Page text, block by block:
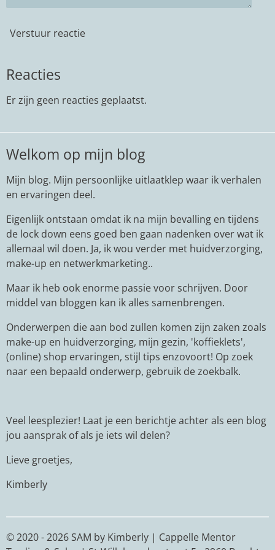
Verstuur reactie
Reacties
Er zijn geen reacties geplaatst.
Welkom op mijn blog
Mijn blog. Mijn persoonlijke uitlaatklep waar ik verhalen
en ervaringen deel.
Eigenlijk ontstaan omdat ik na mijn bevalling en tijdens
de lock down eens goed ben gaan nadenken over wat ik
allemaal wil doen. Ja, ik wou verder met huidverzorging,
make-up en netwerkmarketing..
Maar ik heb ook enorme passie voor schrijven. Door
middel van bloggen kan ik alles samenbrengen.
Onderwerpen die aan bod zullen komen zijn zaken zoals
make-up en huidverzorging, mijn gezin, 'koffieklets',
(online) shop ervaringen, stijl tips enzovoort! Op zoek
naar een bepaald onderwerp, gebruik de zoekbalk.
Veel leesplezier! Laat je een berichtje achter als een blog
jou aansprak of als je iets wil delen?
Lieve groetjes,
Kimberly
© 2020 - 2026 SAM by Kimberly | Cappelle Mentor